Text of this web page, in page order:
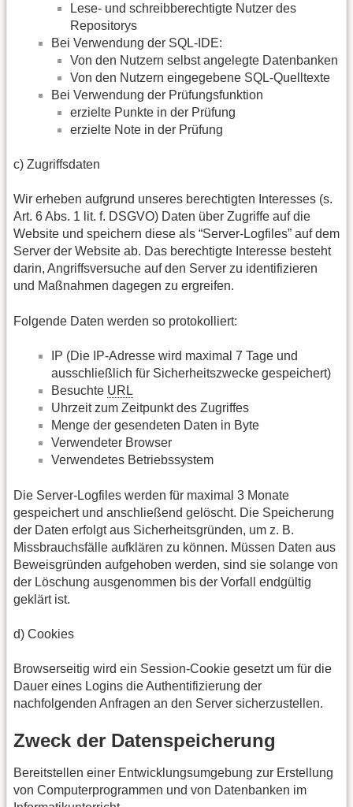
Lese- und schreibberechtigte Nutzer des
Repositorys
Bei Verwendung der SQL-IDE:
Von den Nutzern selbst angelegte Datenbanken
Von den Nutzern eingegebene SQL-Quelltexte
Bei Verwendung der Prüfungsfunktion
erzielte Punkte in der Prüfung
erzielte Note in der Prüfung
c) Zugriffsdaten
Wir erheben aufgrund unseres berechtigten Interesses (s.
Art. 6 Abs. 1 lit. f. DSGVO) Daten über Zugriffe auf die
Website und speichern diese als “Server-Logfiles” auf dem
Server der Website ab. Das berechtigte Interesse besteht
darin, Angriffsversuche auf den Server zu identifizieren
und Maßnahmen dagegen zu ergreifen.
Folgende Daten werden so protokolliert:
IP (Die IP-Adresse wird maximal 7 Tage und
ausschließlich für Sicherheitszwecke gespeichert)
Besuchte URL
Uhrzeit zum Zeitpunkt des Zugriffes
Menge der gesendeten Daten in Byte
Verwendeter Browser
Verwendetes Betriebssystem
Die Server-Logfiles werden für maximal 3 Monate
gespeichert und anschließend gelöscht. Die Speicherung
der Daten erfolgt aus Sicherheitsgründen, um z. B.
Missbrauchsfälle aufklären zu können. Müssen Daten aus
Beweisgründen aufgehoben werden, sind sie solange von
der Löschung ausgenommen bis der Vorfall endgültig
geklärt ist.
d) Cookies
Browserseitig wird ein Session-Cookie gesetzt um für die
Dauer eines Logins die Authentifizierung der
nachfolgenden Anfragen an den Server sicherzustellen.
Zweck der Datenspeicherung
Bereitstellen einer Entwicklungsumgebung zur Erstellung
von Computerprogrammen und von Datenbanken im